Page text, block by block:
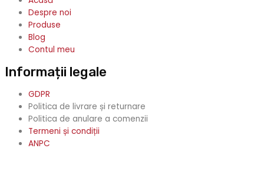
Despre noi
Produse
Blog
Contul meu
Informații legale
GDPR
Politica de livrare și returnare
Politica de anulare a comenzii
Termeni și condiții
ANPC